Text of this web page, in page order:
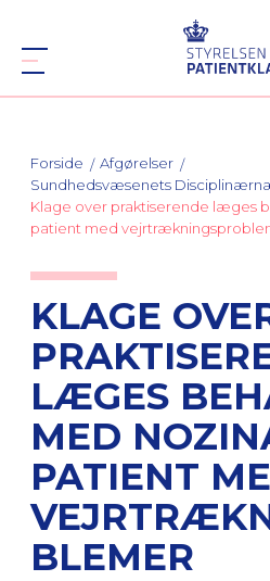
Forside
Afgørelser
Sundhedsvæsenets
Klage over praktiserende læges
patient med
KLAGE
LÆGES
MED
PATIENT
BLEMER